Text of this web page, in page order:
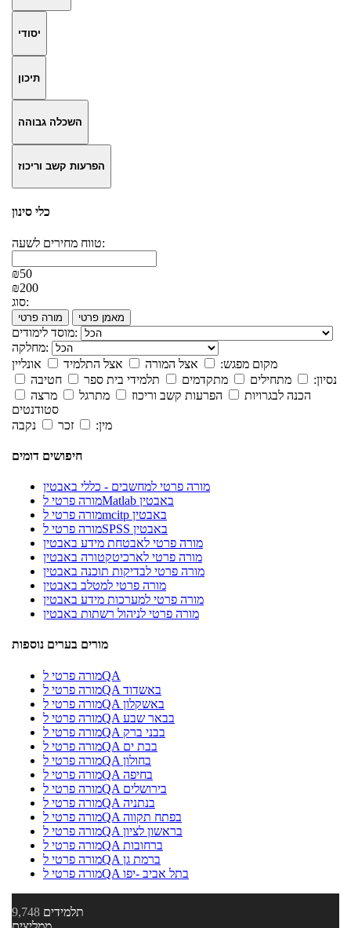
יסודי
תיכון
השכלה גבוהה
הפרעות קשב וריכוז
כלי סינון
טווח מחירים לשעה:
₪50
₪200
סוג:
מורה פרטי מאמן פרטי
מוסד לימודים:
מחלקה:
מקום מפגש:
אצל המורה אצל התלמיד
אונליין
נסיון:
מתחילים מתקדמים תלמידי בית ספר
חטיבה
הכנה לבגרויות
הפרעות קשב וריכוז מתרגל
מרצה
סטודנטים
מין:
זכר נקבה
חיפושים דומים
מורה פרטי למחשבים - כללי באבטין
מורה פרטי לMatlab באבטין
מורה פרטי לmcitp באבטין
מורה פרטי לSPSS באבטין
מורה פרטי לאבטחת מידע באבטין
מורה פרטי לארכיטקטורה באבטין
מורה פרטי לבדיקות תוכנה באבטין
מורה פרטי למטלב באבטין
מורה פרטי למערכות מידע באבטין
מורה פרטי לניהול רשתות באבטין
מורים בערים נוספות
מורה פרטי לQA
מורה פרטי לQA באשדוד
מורה פרטי לQA באשקלון
מורה פרטי לQA בבאר שבע
מורה פרטי לQA בבני ברק
מורה פרטי לQA בבת ים
מורה פרטי לQA בחולון
מורה פרטי לQA בחיפה
מורה פרטי לQA בירושלים
מורה פרטי לQA בנתניה
מורה פרטי לQA בפתח תקווה
מורה פרטי לQA בראשון לציון
מורה פרטי לQA ברחובות
מורה פרטי לQA ברמת גן
מורה פרטי לQA בתל אביב -יפו
9,748 תלמידים